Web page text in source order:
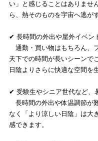
い」と感じることはありませ
ら、熱そのものを宇宙へ逃が
✔ 長時間の外出や屋外イベン
通勤・買い物はもちろん、
天下での時間が長いシーンで
日陰よりさらに快適な空間を
✔ 受験生やシニア世代など、
長時間の外出や体温調節が
なく「より涼しい日陰」は大
感できます。